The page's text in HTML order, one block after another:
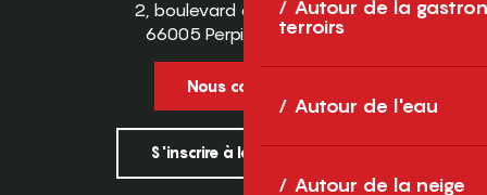
Autour de la
terroirs
Autour de l'eau
Autour de la neige
2, boulevard des Pyrénées
66005 Perpignan Cedex
Nous contacter
S'inscrire à la newsletter